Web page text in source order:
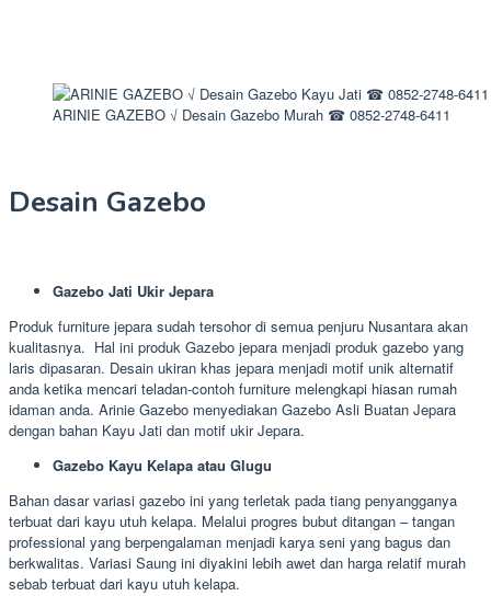
ARINIE GAZEBO √ Desain Gazebo Murah ☎ 0852-2748-6411
Desain Gazebo
Gazebo Jati Ukir Jepara
Produk furniture jepara sudah tersohor di semua penjuru Nusantara akan
kualitasnya. Hal ini produk Gazebo jepara menjadi produk gazebo yang
laris dipasaran. Desain ukiran khas jepara menjadi motif unik alternatif
anda ketika mencari teladan-contoh furniture melengkapi hiasan rumah
idaman anda. Arinie Gazebo menyediakan Gazebo Asli Buatan Jepara
dengan bahan Kayu Jati dan motif ukir Jepara.
Gazebo Kayu Kelapa atau Glugu
Bahan dasar variasi gazebo ini yang terletak pada tiang penyangganya
terbuat dari kayu utuh kelapa. Melalui progres bubut ditangan – tangan
professional yang berpengalaman menjadi karya seni yang bagus dan
berkwalitas. Variasi Saung ini diyakini lebih awet dan harga relatif murah
sebab terbuat dari kayu utuh kelapa.